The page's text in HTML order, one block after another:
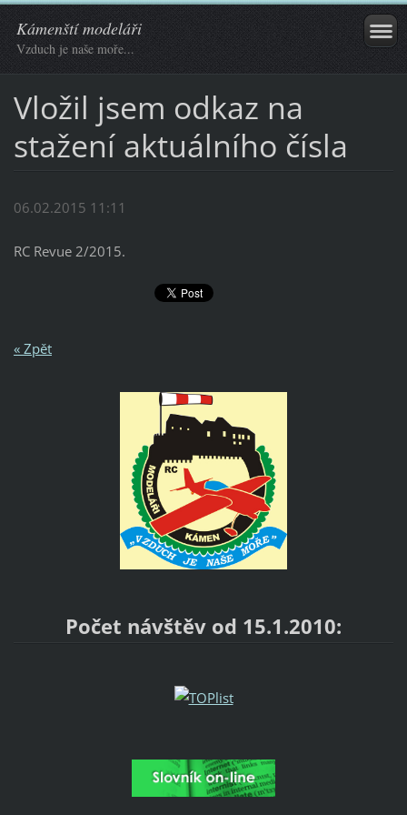
Kámenští modeláři
Vzduch je naše moře...
Vložil jsem odkaz na
stažení aktuálního čísla
06.02.2015 11:11
RC Revue 2/2015.
« Zpět
Počet návštěv od 15.1.2010: